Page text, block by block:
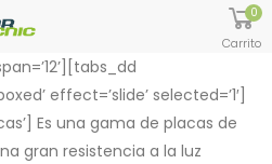
0
Carrito
effect=’slide’ selected=’1′]
Es una gama de placas de
gran resistencia a la luz